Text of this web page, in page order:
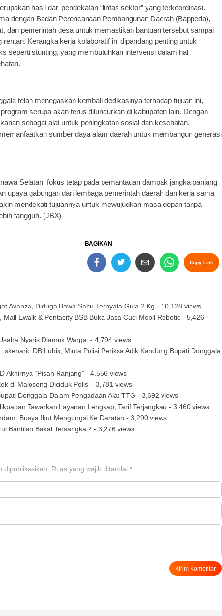
hasil dari pendekatan “lintas sektor” yang terkoordinasi.
dengan Badan Perencanaan Pembangunan Daerah (Bappeda),
dan pemerintah desa untuk memastikan bantuan tersebut sampai
rentan. Kerangka kerja kolaboratif ini dipandang penting untuk
seperti stunting, yang membutuhkan intervensi dalam hal
telah menegaskan kembali dedikasinya terhadap tujuan ini,
serupa akan terus diluncurkan di kabupaten lain. Dengan
sebagai alat untuk peningkatan sosial dan kesehatan,
sumber daya alam daerah untuk membangun generasi
Selatan, fokus tetap pada pemantauan dampak jangka panjang
upaya gabungan dari lembaga pemerintah daerah dan kerja sama
mendekati tujuannya untuk mewujudkan masa depan tanpa
tangguh. (JBX)
BAGIKAN
Copy Link
Avanza, Diduga Bawa Sabu Ternyata Gula 2 Kg - 10,128 views
Mall Ewalk & Pentacity BSB Buka Jasa Cuci Mobil Robotic - 5,426
Nyaris Diamuk Warga - 4,794 views
skenario DB Lubis, Minta Polisi Periksa Adik Kandung Bupati Donggala
Akhirnya “Pisah Ranjang” - 4,556 views
di Malosong Diciduk Polisi - 3,781 views
Donggala Dalam Pengadaan Alat TTG - 3,692 views
Tawarkan Layanan Lengkap, Tarif Terjangkau - 3,460 views
Buaya Ikut Mengungsi Ke Daratan - 3,290 views
Bantilan Bakal Tersangka ? - 3,276 views
dipublikasikan. Ruas yang wajib ditandai *